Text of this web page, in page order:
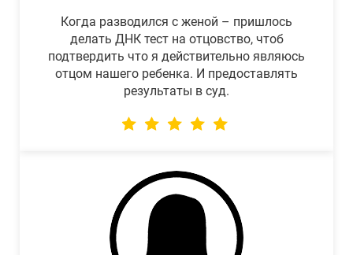
Когда разводился с женой – пришлось
делать ДНК тест на отцовство, чтоб
подтвердить что я действительно являюсь
отцом нашего ребенка. И предоставлять
результаты в суд.